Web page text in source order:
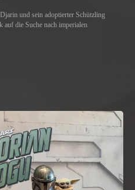
und sein adoptierter Schützling
auf die Suche nach imperialen